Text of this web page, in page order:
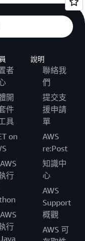
者
開
件
具
on
行
行
說明
聯絡我
們
提交支
援申請
單
AWS
re:Post
知識中
心
AWS
Support
概觀
AWS 可